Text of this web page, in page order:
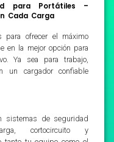
para Portátiles –
Cada Carga
para ofrecer el máximo
en la mejor opción para
Ya sea para trabajo,
un cargador confiable
sistemas de seguridad
cortocircuito y